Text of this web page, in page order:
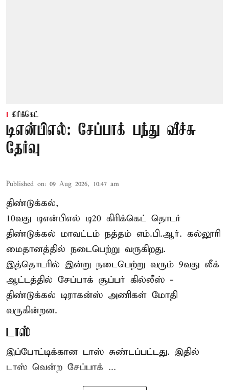
கிரிக்கெட்
டிஎன்பிஎல்: சேப்பாக் பந்து வீச்சு
தேர்வு
Published on: 09 Aug 2026, 10:47 am
திண்டுக்கல்,
10வது டிஎன்பிஎல் டி20 கிரிக்கெட் தொடர்
திண்டுக்கல் மாவட்டம் நத்தம் எம்.பி.ஆர். கல்லூரி
மைதானத்தில் நடைபெற்று வருகிறது.
இத்தொடரில் இன்று நடைபெற்று வரும் 9வது லீக்
ஆட்டத்தில் சேப்பாக் சூப்பர் கில்லீஸ் -
திண்டுக்கல் டிராகன்ஸ் அணிகள் மோதி
வருகின்றன.
டாஸ்
இப்போட்டிக்கான டாஸ் சுண்டப்பட்டது. இதில்
டாஸ் வென்ற சேப்பாக் ...